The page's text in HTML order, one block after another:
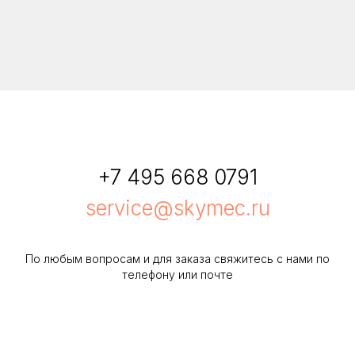
+7 495 668 0791
service@skymec.ru
По любым вопросам и для заказа свяжитесь с нами по
телефону или почте